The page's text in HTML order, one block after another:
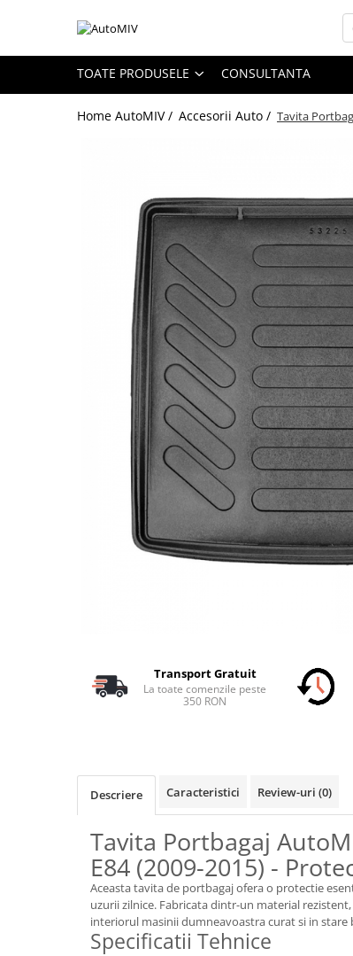
Toate Produsele
Oferta Saptamanii
Butoane Reglare Oglinzi
Butoane Blocare/Deblocare
Buton Clapeta Rezervor
Alte Butoane/Comutatoare
Butoane Semnalizare
Accesorii Auto Exterior
Husa Auto / Prelata Auto
Paravanturi Auto / Deflectoare Aer
Accesorii Interior Auto
Tavite Portbagaj Dedicate
Covorase Auto/ Presuri Auto
Carcasa Cheie
Accesorii Electronice Auto
Incarcatoare Auto
Accesorii pentru Roti si Anvelope
Husa Anvelope
Organizatoare Auto
TOATE PRODUSELE CONSULTANTA
Home AutoMIV / Accesorii Auto / Tavita
Transport Gratuit
La toate comenzile peste
350 RON
Descriere Caracteristici Review-uri (0)
Tavita Portbagaj
E84 (2009-2015) -
Aceasta tavita de portbagaj ofera o protectie
uzurii zilnice. Fabricata dintr-un material
interiorul masinii dumneavoastra curat si in stare
Specificatii Tehnice